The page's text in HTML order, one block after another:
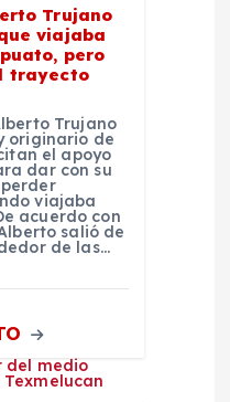
Trujano
viajaba
pero
trayecto
Trujano
originario de
el apoyo
dar con su
viajaba
acuerdo con
salió de
de las…